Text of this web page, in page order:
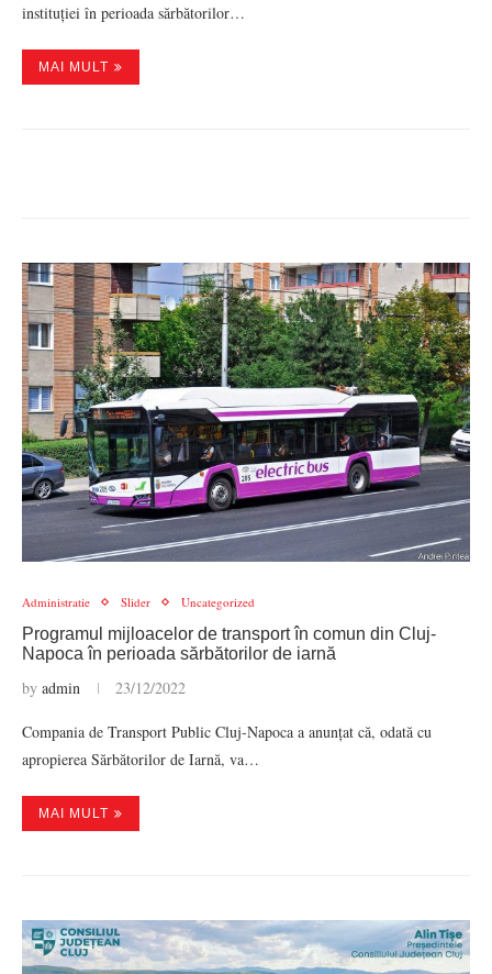
instituției în perioada sărbătorilor…
MAI MULT
Administratie Slider Uncategorized
Programul mijloacelor de transport în comun din Cluj-
Napoca în perioada sărbătorilor de iarnă
by admin 23/12/2022
Compania de Transport Public Cluj-Napoca a anunțat că, odată cu
apropierea Sărbătorilor de Iarnă, va…
MAI MULT